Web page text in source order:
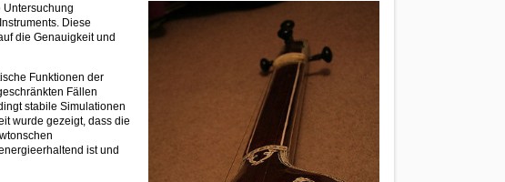
Diese
die Genauigkeit und
Funktionen der
Fällen
stabile Simulationen
wurde gezeigt, dass die
ist und